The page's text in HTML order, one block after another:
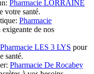
Pharmacie LORRAINE
votre santé.
Pharmacie
de nos
Pharmacie LES 3 LYS pour
santé.
Pharmacie De Rocabey